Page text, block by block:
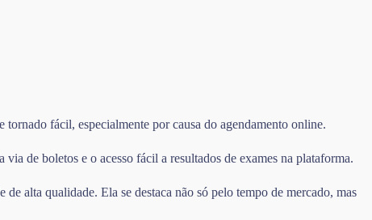
tornado fácil, especialmente por causa do agendamento online.
de boletos e o acesso fácil a resultados de exames na plataforma.
de alta qualidade. Ela se destaca não só pelo tempo de mercado, mas